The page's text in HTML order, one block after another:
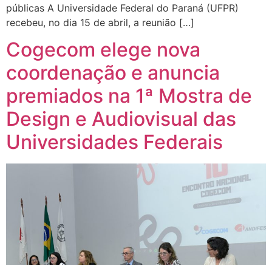
públicas A Universidade Federal do Paraná (UFPR)
recebeu, no dia 15 de abril, a reunião […]
Cogecom elege nova
coordenação e anuncia
premiados na 1ª Mostra de
Design e Audiovisual das
Universidades Federais